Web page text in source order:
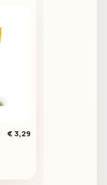
€ 3,29